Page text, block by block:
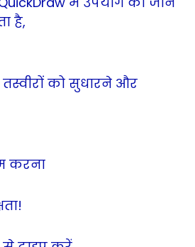
है,
को सुधारने और
करना